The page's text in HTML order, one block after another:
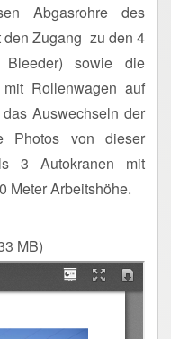
Abgasrohre des
den Zugang zu den 4
Bleeder) sowie die
Rollenwagen auf
Auswechseln der
Photos von dieser
3 Autokranen mit
Meter Arbeitshöhe.
MB)